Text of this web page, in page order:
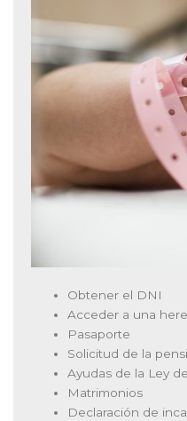
Obtener el DNI
Acceder a una
Pasaporte
Solicitud de la
Ayudas de la Ley
Matrimonios
Declaración de